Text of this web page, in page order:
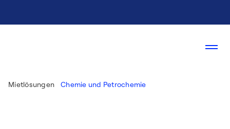
Mietlösungen Chemie und Petrochemie